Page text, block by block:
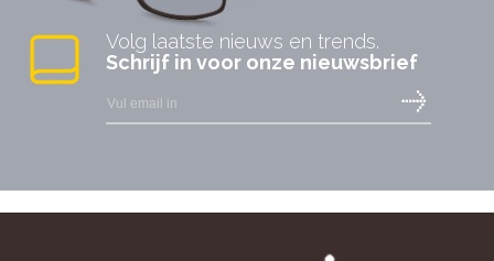
Volg laatste nieuws en trends.
Schrijf in voor onze nieuwsbrief